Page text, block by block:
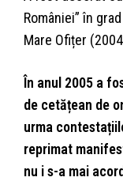
României” în
Mare Ofițer
În anul 2005 a
de cetățean de
urma
reprimat
nu i s-a mai